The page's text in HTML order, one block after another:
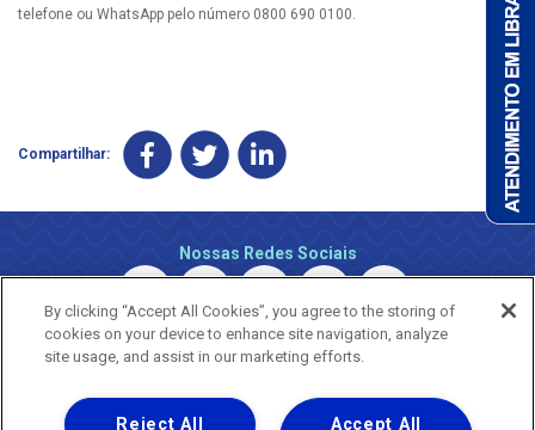
telefone ou WhatsApp pelo número 0800 690 0100.
Compartilhar:
Nossas Redes Sociais
By clicking “Accept All Cookies”, you agree to the storing of
cookies on your device to enhance site navigation, analyze
site usage, and assist in our marketing efforts.
Accept All
Reject All